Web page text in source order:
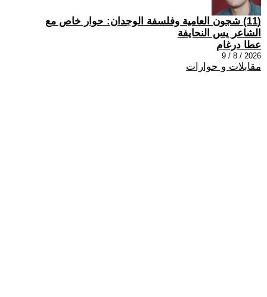
(11) شجون العامية وفلسفة الوجدان: حوار خاص مع
الشاعر يس النحايفة
عطا درغام
2026 / 8 / 9
مقابلات و حوارات